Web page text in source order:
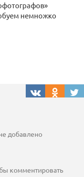
немножко
добавлено
комментировать